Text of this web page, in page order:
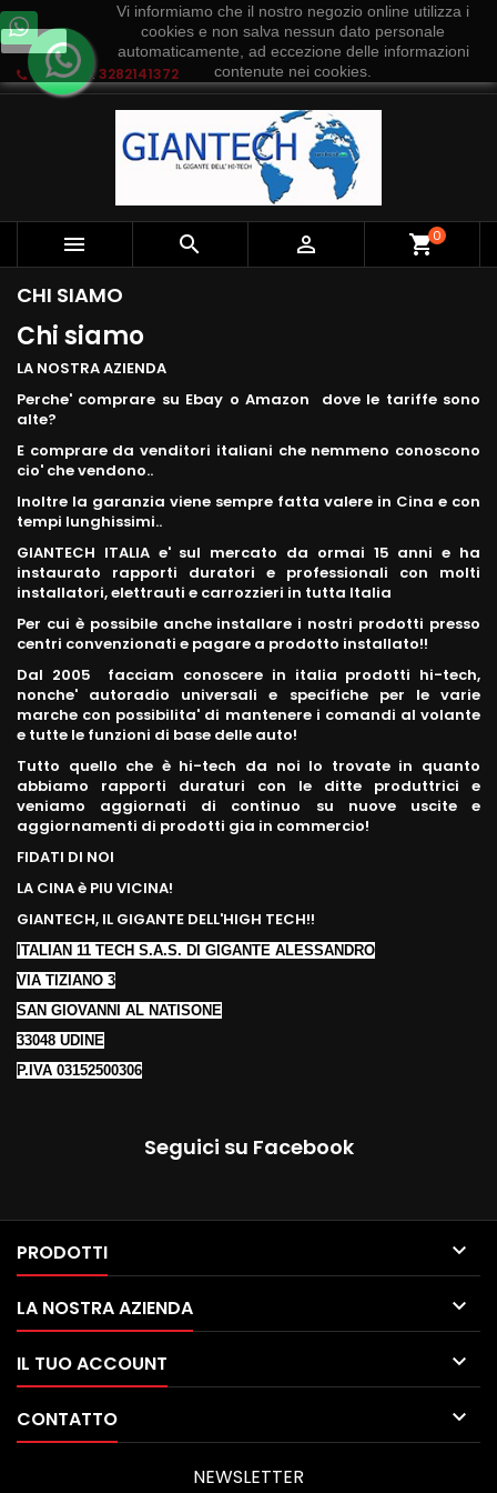
Telefono:3282141372
   shopping_cart0
CHI SIAMO
Chi siamo
LA NOSTRA AZIENDA
Perche' comprare su Ebay o Amazon dove le tariffe sono
alte?
E comprare da venditori italiani che nemmeno conoscono
cio' che vendono..
Inoltre la garanzia viene sempre fatta valere in Cina e con
tempi lunghissimi..
GIANTECH ITALIA e' sul mercato da ormai 15 anni e ha
instaurato rapporti duratori e professionali con molti
installatori, elettrauti e carrozzieri in tutta Italia
Per cui è possibile anche installare i nostri prodotti presso
centri convenzionati e pagare a prodotto installato!!
Dal 2005 facciam conoscere in italia prodotti hi-tech,
nonche' autoradio universali e specifiche per le varie
marche con possibilita' di mantenere i comandi al volante
e tutte le funzioni di base delle auto!
Tutto quello che è hi-tech da noi lo trovate in quanto
abbiamo rapporti duraturi con le ditte produttrici e
veniamo aggiornati di continuo su nuove uscite e
aggiornamenti di prodotti gia in commercio!
FIDATI DI NOI
LA CINA è PIU VICINA!
GIANTECH, IL GIGANTE DELL'HIGH TECH!!
ITALIAN 11 TECH S.A.S. DI GIGANTE ALESSANDRO
VIA TIZIANO 3
SAN GIOVANNI AL NATISONE
33048 UDINE
P.IVA 03152500306
Seguici su Facebook
PRODOTTI 
LA NOSTRA AZIENDA 
IL TUO ACCOUNT 
CONTATTO 
Ok
Vi informiamo che il nostro negozio online utilizza i
cookies e non salva nessun dato personale
automaticamente, ad eccezione delle informazioni
contenute nei cookies.
NEWSLETTER